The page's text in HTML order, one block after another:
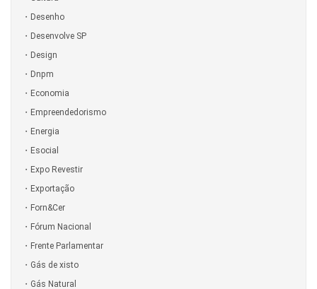
Desenho
Desenvolve SP
Design
Dnpm
Economia
Empreendedorismo
Energia
Esocial
Expo Revestir
Exportação
Forn&Cer
Fórum Nacional
Frente Parlamentar
Gás de xisto
Gás Natural